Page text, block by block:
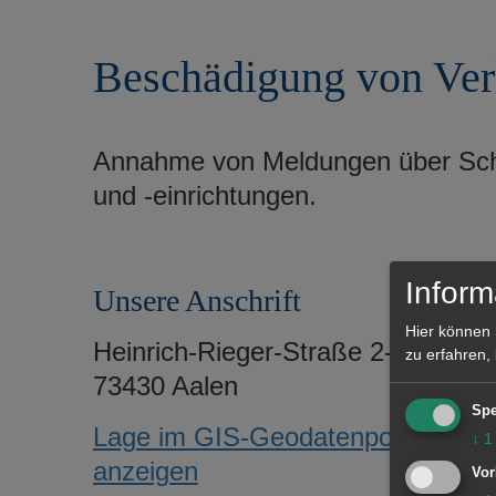
Beschädigung von
Annahme von Meldungen über
und -einrichtungen.
Unsere Anschrift
Heinrich-Rieger-Straße 2-8
73430 Aalen
Lage im GIS-Geodatenportal
anzeigen
Hier können
zu erfahren,
↓ 1